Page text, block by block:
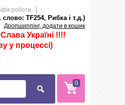
роботи
TF254, Рибка і т.д.)
Дропшиппінг, додати в кошик
Україні !!!!
у процессі)
0